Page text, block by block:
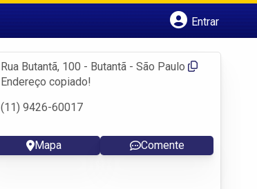
Entrar
Fazer login
Criar conta
Rua Butantã, 100 - Butantã - São Paulo
Endereço copiado!
(11) 9426-60017
Mapa Comente